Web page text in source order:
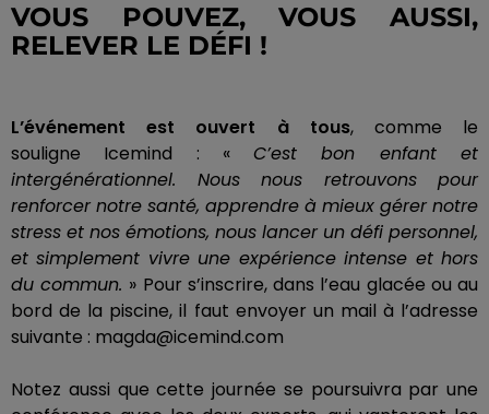
VOUS POUVEZ, VOUS AUSSI,
RELEVER LE DÉFI !
L’événement est ouvert à tous, comme le
souligne Icemind : «C’est bon enfant et
intergénérationnel. Nous nous retrouvons pour
renforcer notre santé, apprendre à mieux gérer notre
stress et nos émotions, nous lancer un défi personnel,
et simplement vivre une expérience intense et hors
du commun. » Pour s’inscrire, dans l’eau glacée ou au
bord de la piscine, il faut envoyer un mail à l’adresse
suivante : magda@icemind.com
Notez aussi que cette journée se poursuivra par une